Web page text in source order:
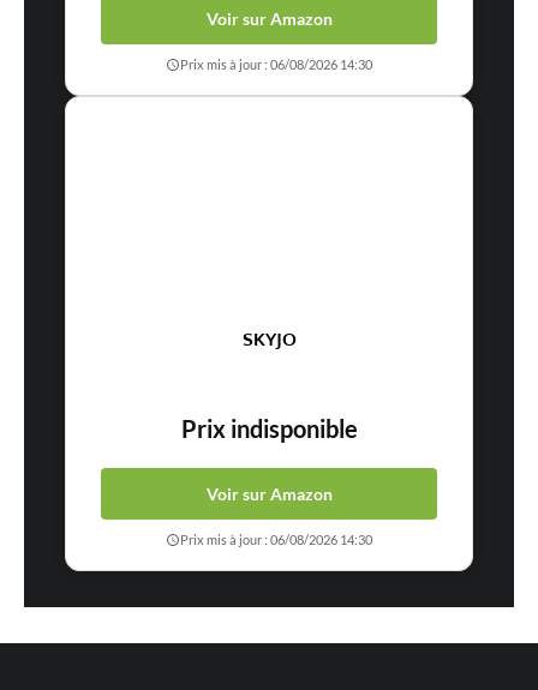
Voir sur Amazon
Prix mis à jour : 06/08/2026 14:30
SKYJO
Prix indisponible
Voir sur Amazon
Prix mis à jour : 06/08/2026 14:30